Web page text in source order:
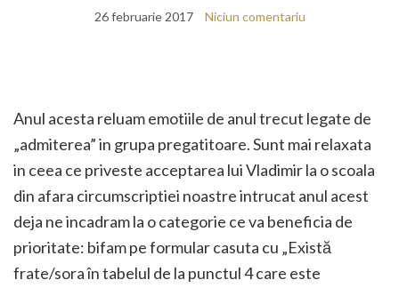
26 februarie 2017 Niciun comentariu
Anul acesta reluam emotiile de anul trecut legate de
„admiterea” in grupa pregatitoare. Sunt mai relaxata
in ceea ce priveste acceptarea lui Vladimir la o scoala
din afara circumscriptiei noastre intrucat anul acest
deja ne incadram la o categorie ce va beneficia de
prioritate: bifam pe formular casuta cu „Există
frate/sora în tabelul de la punctul 4 care este